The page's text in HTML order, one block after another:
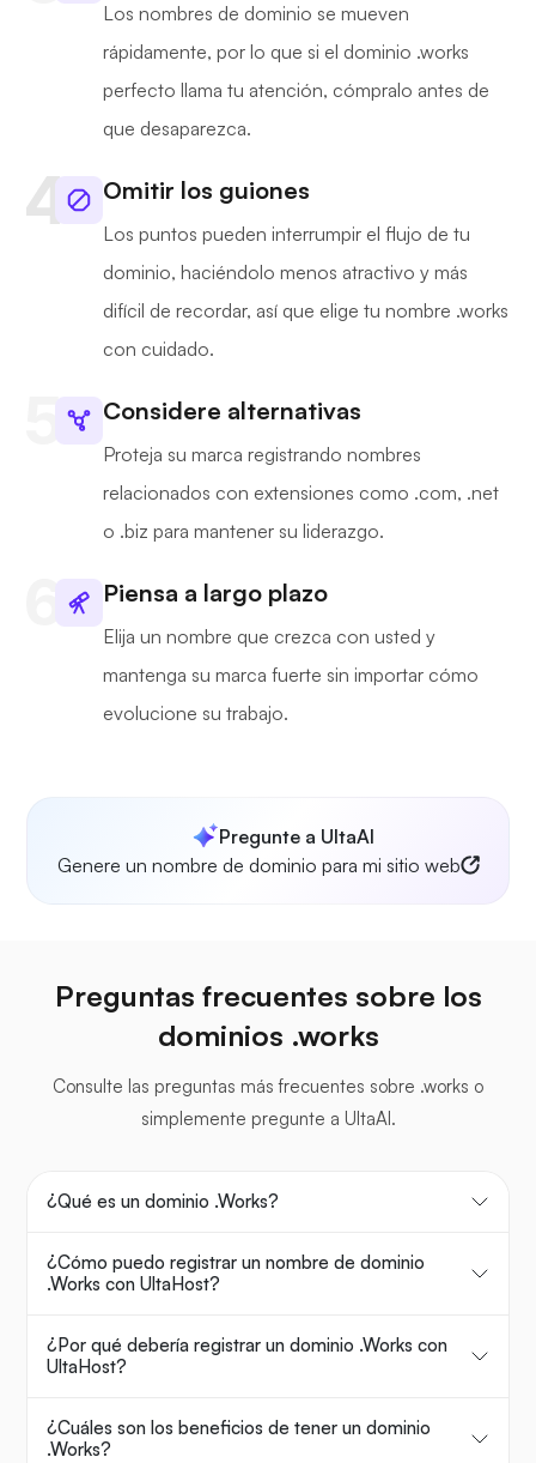
Los nombres de dominio se mueven
rápidamente, por lo que si el dominio .works
perfecto llama tu atención, cómpralo antes de
que desaparezca.
Omitir los guiones
Los puntos pueden interrumpir el flujo de tu
dominio, haciéndolo menos atractivo y más
difícil de recordar, así que elige tu nombre .works
con cuidado.
Considere alternativas
Proteja su marca registrando nombres
relacionados con extensiones como .com, .net
o .biz para mantener su liderazgo.
Piensa a largo plazo
Elija un nombre que crezca con usted y
mantenga su marca fuerte sin importar cómo
evolucione su trabajo.
Pregunte a UltaAI
Genere un nombre de dominio para mi sitio web
Preguntas frecuentes sobre los
dominios .works
Consulte las preguntas más frecuentes sobre .works o
simplemente pregunte a UltaAI.
¿Qué es un dominio .Works?
¿Cómo puedo registrar un nombre de dominio
.Works con UltaHost?
¿Por qué debería registrar un dominio .Works con
UltaHost?
¿Cuáles son los beneficios de tener un dominio
.Works?